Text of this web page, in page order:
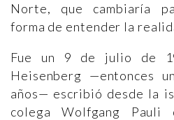
Norte, que cambiaría
forma de entender la
Fue un 9 de julio de
Heisenberg —entonces
años— escribió desde la
colega Wolfgang Pauli